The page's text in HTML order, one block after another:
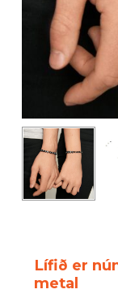
Lífið er
metal